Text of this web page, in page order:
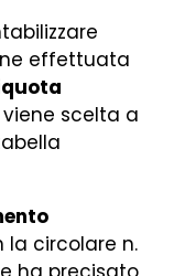
effettuata
viene scelta a
la circolare n.